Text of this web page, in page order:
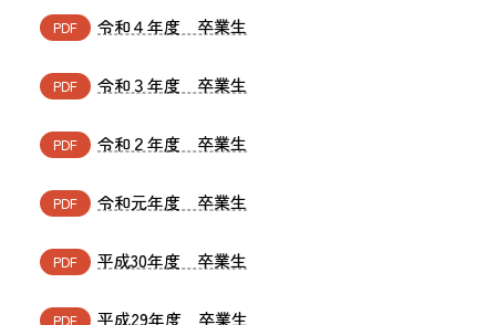
令和４年度 卒業生
令和３年度 卒業生
令和２年度 卒業生
令和元年度 卒業生
平成30年度 卒業生
平成29年度 卒業生